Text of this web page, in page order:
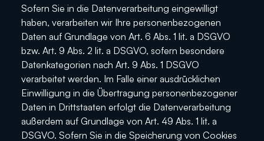
Sofern Sie in die Datenverarbeitung eingewilligt
haben, verarbeiten wir Ihre personenbezogenen
Daten auf Grundlage von Art. 6 Abs. 1 lit. a DSGVO
bzw. Art. 9 Abs. 2 lit. a DSGVO, sofern besondere
Datenkategorien nach Art. 9 Abs. 1 DSGVO
verarbeitet werden. Im Falle einer ausdrücklichen
Einwilligung in die Übertragung personenbezogener
Daten in Drittstaaten erfolgt die Datenverarbeitung
außerdem auf Grundlage von Art. 49 Abs. 1 lit. a
DSGVO. Sofern Sie in die Speicherung von Cookies